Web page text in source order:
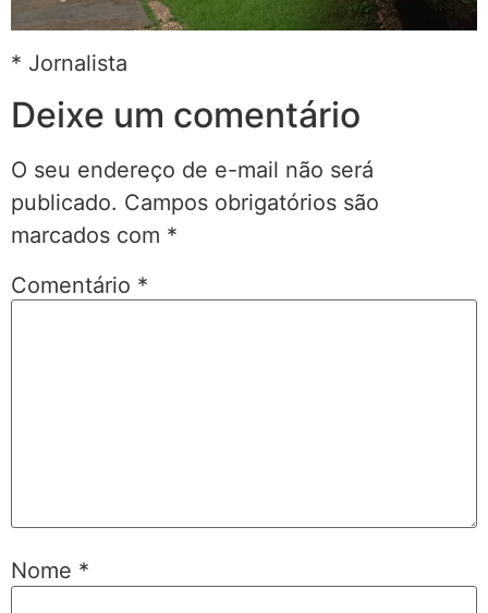
* Jornalista
Deixe um comentário
O seu endereço de e-mail não será
publicado. Campos obrigatórios são
marcados com *
Comentário *
Nome *